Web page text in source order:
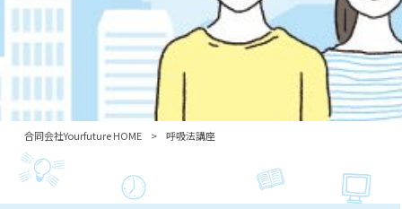
合同会社Yourfuture HOME > 呼吸法講座